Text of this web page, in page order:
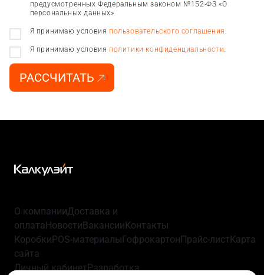
предусмотренных Федеральным законом №152-ФЗ «О
персональных данных»
Я принимаю условия пользовательского соглашения
Я принимаю условия политики конфиденциальности
РАССЧИТАТЬ
О компанииДоставка и
оплатаНовостиВакансииКонтакты
КоробкиPOS-материалыГофрокартонПрайс-листКарта
сайта
Личный кабинетРазработка